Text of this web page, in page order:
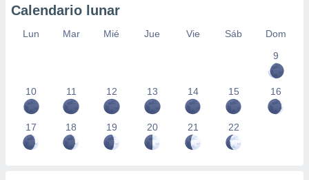
Calendario lunar
Lun Mar Mié Jue Vie Sáb
Dom
9
10 11 12 13 14 15 16
17 18 19 20 21 22